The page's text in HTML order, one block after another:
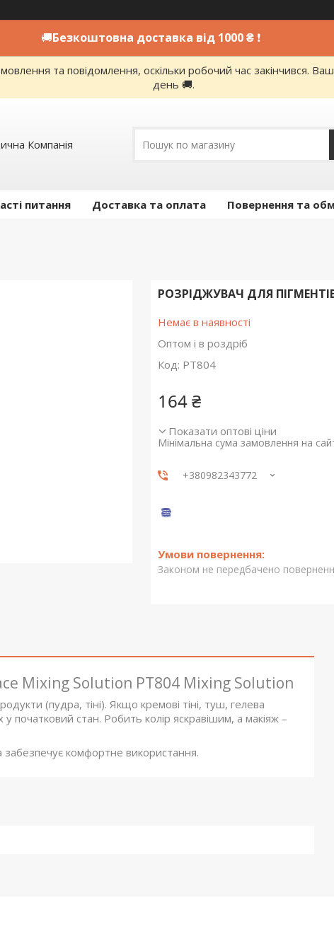
🚚Безкоштовна доставка від 1000 ₴ ❗
та повідомлення, оскільки робочий час закінчився.
день 🚚.
Компанія
питання Доставка та оплата Повернення та
РОЗРІДЖУВАЧ ДЛЯ ПІГМЕНТІВ
Немає в наявності
Оптом і в роздріб
Код: PT804
164 ₴
Показати оптові ціни
Мінімальна сума замовлення на
+380982343772
Законом не передбачено
Mixing Solution PT804 Mixing Solution
(пудра, тіні). Якщо кремові тіні, туш, гелева
початковий стан. Робить колір яскравішим, а макіяж –
забезпечує комфортне використання.